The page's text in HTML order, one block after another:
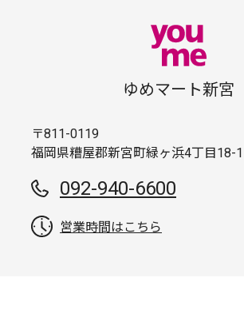
ゆめマート新宮
〒811-0119
福岡県糟屋郡新宮町緑ヶ浜4丁目18-1
092-940-6600
営業時間はこちら